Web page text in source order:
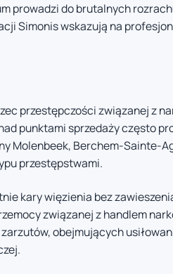
prowadzi do brutalnych
Simonis wskazują na
przestępczości związanej z
punktami sprzedaży często
Molenbeek, Berchem-Sainte-
przestępstwami.
kary więzienia bez
związanej z handlem
obejmujących